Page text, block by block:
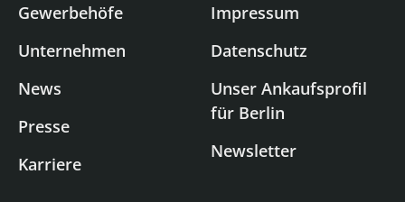
Gewerbehöfe
Unternehmen
News
Presse
Karriere
Impressum
Datenschutz
Unser Ankaufsprofil
für Berlin
Newsletter